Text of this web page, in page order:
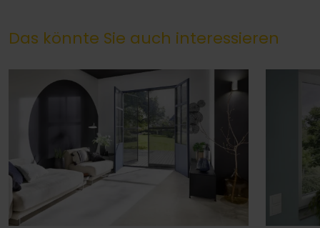
Das könnte Sie auch interessieren